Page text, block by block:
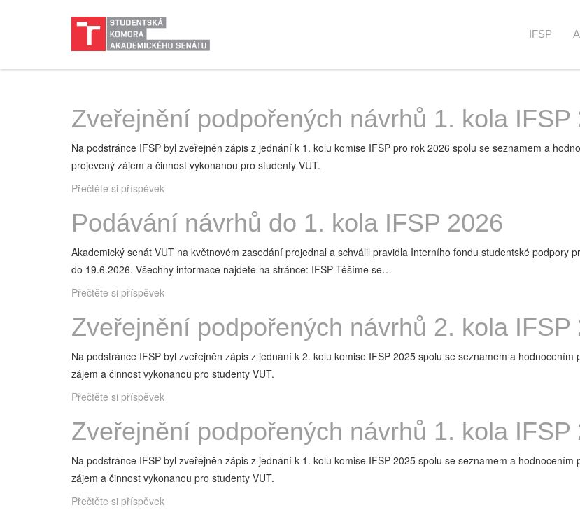
IFSP
Zveřejnění podpořených návrhů 1. kola IFSP
Na podstránce IFSP byl zveřejněn zápis z jednání k 1. kolu komise IFSP pro rok 2026 spolu se seznamem a
projevený zájem a činnost vykonanou pro studenty VUT.
Přečtěte si příspěvek
Podávání návrhů do 1. kola IFSP 2026
Akademický senát VUT na květnovém zasedání projednal a schválil pravidla Interního fondu studentské podpory
do 19.6.2026. Všechny informace najdete na stránce: IFSP Těšíme se…
Přečtěte si příspěvek
Zveřejnění podpořených návrhů 2. kola IFSP
Na podstránce IFSP byl zveřejněn zápis z jednání k 2. kolu komise IFSP 2025 spolu se seznamem a
zájem a činnost vykonanou pro studenty VUT.
Přečtěte si příspěvek
Zveřejnění podpořených návrhů 1. kola IFSP
Na podstránce IFSP byl zveřejněn zápis z jednání k 1. kolu komise IFSP 2025 spolu se seznamem a
zájem a činnost vykonanou pro studenty VUT.
Přečtěte si příspěvek